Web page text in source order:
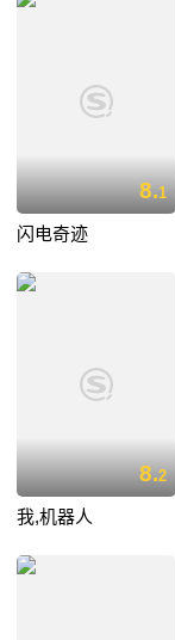
8.1
闪电奇迹
8.2
我,机器人